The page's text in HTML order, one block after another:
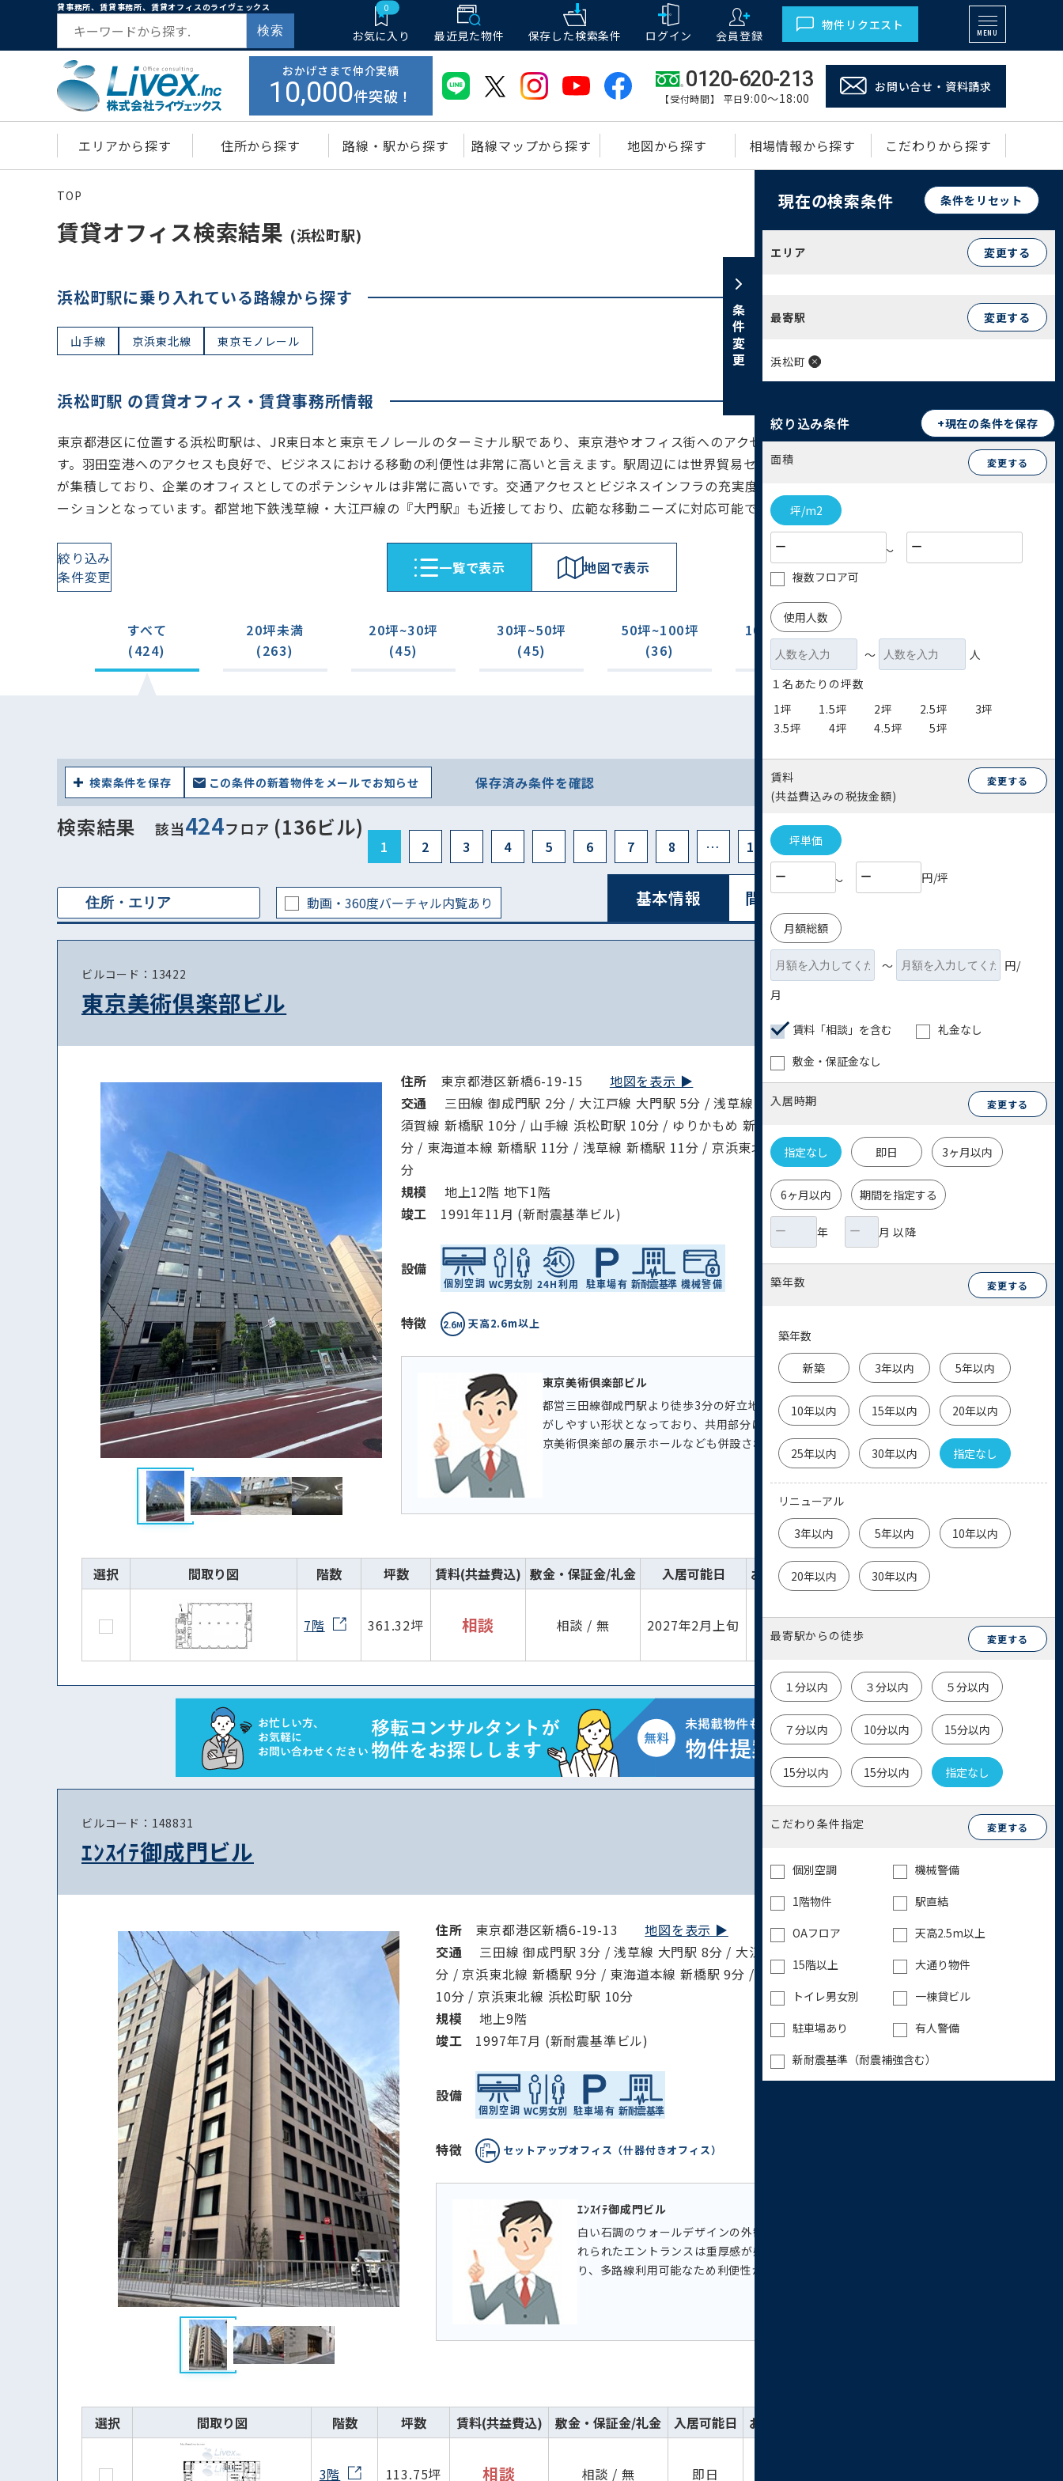
貸事務所、賃貸事務所、賃貸オフィスのライヴェックス
検索
0
お気に入り 最近見た物件 保存した検索条件 ログイン 会員登録
物件リクエスト
MENU
おかげさまで仲介実績
10,000件突破！
0120-620-213
【受付時間】 平日9:00～18:00
お問い合せ・資料請求
エリアから探す 住所から探す 路線・駅から探す 路線マップから探す 地図から探す 相場情報から探す こだわりから探す
TOP
条件変更
現在の検索条件 条件をリセット
エリア 変更する
最寄駅 変更する
浜松町
絞り込み条件 +現在の条件を保存
面積 変更する
坪/m2
〜
複数フロア可
使用人数
〜
人
１名あたりの坪数
1坪
1.5坪 2坪 2.5坪
3坪
3.5坪
4坪 4.5坪 5坪
賃料
(共益費込みの税抜金額)
変更する
坪単価
〜 円/坪
月額総額
〜
円/
月
賃料「相談」を含む
礼金なし
敷金・保証金なし
入居時期 変更する
指定なし 即日 3ヶ月以内
6ヶ月以内 期間を指定する
年 月 以降
築年数 変更する
築年数
新築 3年以内 5年以内
10年以内 15年以内 20年以内
25年以内 30年以内 指定なし
リニューアル
3年以内 5年以内 10年以内
20年以内 30年以内
最寄駅からの徒歩 変更する
１分以内 ３分以内 ５分以内
７分以内 10分以内 15分以内
15分以内 15分以内 指定なし
こだわり条件指定 変更する
個別空調
機械警備
1階物件
駅直結
OAフロア
天高2.5m以上
15階以上
大通り物件
トイレ男女別
一棟貸ビル
駐車場あり
有人警備
新耐震基準（耐震補強含む）
住所
から探す
路線・駅
から探す
賃貸オフィス検索結果 (浜松町駅)
浜松町駅に乗り入れている路線から探す
山手線 京浜東北線 東京モノレール
浜松町駅 の賃貸オフィス・賃貸事務所情報
東京都港区に位置する浜松町駅は、JR東日本と東京モノレールのターミナル駅であり、東京港やオフィス街へのアクセス拠点として重要な役割を担っていま
す。羽田空港へのアクセスも良好で、ビジネスにおける移動の利便性は非常に高いと言えます。駅周辺には世界貿易センタービルをはじめとするオフィスビル
が集積しており、企業のオフィスとしてのポテンシャルは非常に高いです。交通アクセスとビジネスインフラの充実度から、多くの企業にとって魅力的なロケ
ーションとなっています。都営地下鉄浅草線・大江戸線の『大門駅』も近接しており、広範な移動ニーズに対応可能です。
絞り込み
条件変更
⼀覧で表⽰ 地図で表⽰
すべて
(424)
20坪未満
(263)
20坪~30坪
(45)
30坪~50坪
(45)
50坪~100坪
(36)
100坪~200坪
(16)
(19)
検索条件を保存 この条件の新着物件をメールでお知らせ 保存済み条件を確認
検索結果 該当424フロア (136ビル)
1 2 3 4 5 6 7 8 … 14
動画・360度バーチャル内覧あり 基本情報 間取り図表⽰ リスト表⽰
ビルコード：13422
東京美術倶楽部ビル
住所 東京都港区新橋6-19-15 地図を表示 ▶︎
交通
三田線 御成門駅 2分 / 大江戸線 大門駅 5分 / 浅草線 大門駅 5分 / 銀座線 新橋駅 10分 / 横
須賀線 新橋駅 10分 / 山手線 浜松町駅 10分 / ゆりかもめ 新橋駅 10分 / 京浜東北線 浜松町駅 10
分 / 東海道本線 新橋駅 11分 / 浅草線 新橋駅 11分 / 京浜東北線 新橋駅 11分 / 山手線 新橋駅 11
分
規模
地上12階 地下1階
竣⼯ 1991年11月 (新耐震基準ビル)
設備
特徴 天高2.6m以上
東京美術倶楽部ビル
都営三田線御成門駅より徒歩3分の好立地にあるビルです。 貸室内はレイアウト
がしやすい形状となっており、共用部分はとても綺麗です。 オーナー様である東
京美術倶楽部の展示ホールなども併設されております。
選択 間取り図 階数 坪数 賃料(共益費込) 敷金・保証金/礼金 入居可能日 お気に入り 詳細 お問い合わせ
7階 361.32坪 相談 相談 / 無 2027年2月上旬
詳細を
見る
物件
ビルコード：148831
ｴﾝｽｲﾃ御成門ビル
住所 東京都港区新橋6-19-13地図を表示 ▶︎
交通
三田線 御成門駅 3分 / 浅草線 大門駅 8分 / 大江戸線 大門駅 8分 / 横須賀線 新橋駅 9
分 / 京浜東北線 新橋駅 9分 / 東海道本線 新橋駅 9分 / 山手線 新橋駅 9分 / 山手線 浜松町駅
10分 / 京浜東北線 浜松町駅 10分
規模
地上9階
竣⼯ 1997年7月 (新耐震基準ビル)
設備
特徴 セットアップオフィス（什器付きオフィス）
ｴﾝｽｲﾃ御成門ビル
白い石調のウォールデザインの外観が特徴で、木調のアプローチが取り入
れられたエントランスは重厚感が感じられます。徒歩圏内に複数駅があ
り、多路線利用可能なため利便性が高い立地に位置します。
選択 間取り図 階数 坪数 賃料(共益費込) 敷金・保証金/礼金 入居可能日 お気に入り
3階 113.75坪 相談 相談 / 無 即日